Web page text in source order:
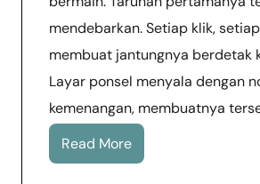
mendebarkan. Setiap klik,
membuat jantungnya berdetak
Layar ponsel menyala dengan
kemenangan, membuatnya
Read More